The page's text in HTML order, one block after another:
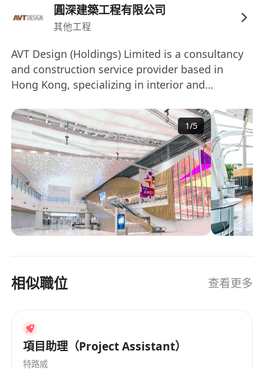
圓深建築工程有限公司
其他工程
AVT Design (Holdings) Limited is a consultancy
and construction service provider based in
Hong Kong, specializing in interior and
2007, the company has a diverse portfolio that
includes residential property development,
exhibition consultancy, and design consultancy
for luxury residential sectors in Mainland China
and other regions. AVT Design employs over
100 people and operates offices in various
locations, including Hong Kong, Shanghai, and
New York, delivering services throughout Asia.
圓深設計(集團)有限公司是一家總部位於香港的顧問
住宅地產開發、展覽諮詢以及為中國大陸及其他地
地點設有辦事處，為整個亞洲提供服務。
1/5
相似職位 查看更多
項目助理（Project Assistant）
特路威